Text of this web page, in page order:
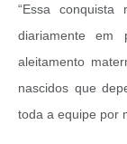
“Essa
diariamente em
aleitamento
nascidos que
toda a equipe por